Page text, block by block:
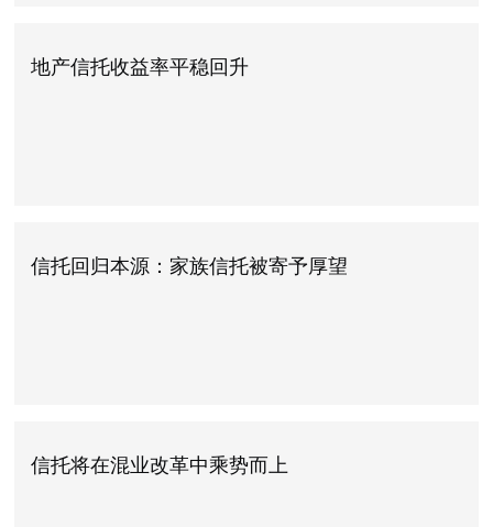
地产信托收益率平稳回升
信托回归本源：家族信托被寄予厚望
信托将在混业改革中乘势而上